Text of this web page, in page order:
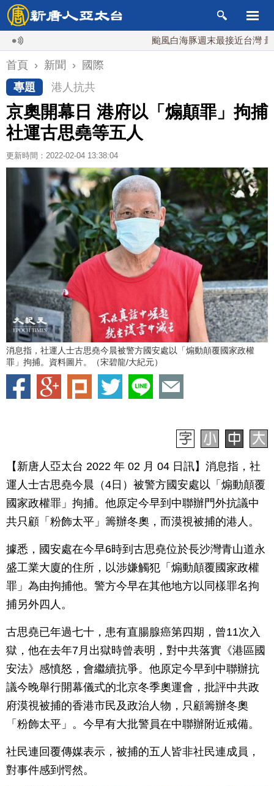
颱風白海豚週末最接近台灣 最快9日
首頁 › 新聞 ›
國際
專題
港人抗共
京奧開幕日 港府以「煽顛罪」拘捕
社運古思堯等五人
更新時間：2022-02-04 13:38:04
消息指，社運人士古思堯今晨被警方國安處以「煽動顛覆國家政權
罪」拘捕。資料圖片。（宋碧龍/大紀元）
【新唐人亞太台 2022 年 02 月 04 日訊】消息指，社
運人士古思堯今晨（4日）被警方國安處以「煽動顛覆
國家政權罪」拘捕。他原定今早到中聯辦門外抗議中
共只顧「粉飾太平」籌辦冬奧，而漠視被捕的港人。
據悉，國安處在今早6時到古思堯位於長沙灣青山道永
盛工業大廈的住所，以涉嫌觸犯「煽動顛覆國家政權
罪」為由拘捕他。警方今早在其他地方以同樣罪名拘
捕另外四人。
古思堯已年過七十，患有直腸腺癌第四期，曾11次入
獄，他在去年7月出獄時曾表明，對中共落實《港區國
安法》感憤怒，會繼續抗爭。他原定今早到中聯辦抗
議今晚舉行開幕儀式的北京冬季奧運會，批評中共政
府漠視被捕的香港市民及政治人物，只顧籌辦冬奧
「粉飾太平」。今早有大批警員在中聯辦附近戒備。
社民連回覆傳媒表示，被捕的五人皆非社民連成員，
對事件感到愕然。